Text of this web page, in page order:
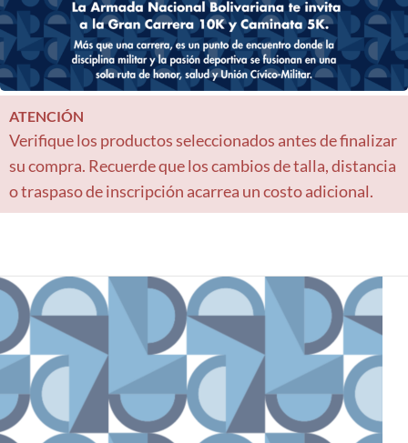
ATENCIÓN
Verifique los productos seleccionados antes de finalizar
su compra. Recuerde que los cambios de talla, distancia
o traspaso de inscripción acarrea un costo adicional.